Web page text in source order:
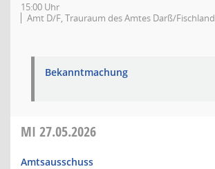
15:00 Uhr
Amt D/F, Trauraum des Amtes Darß/Fischland
Bekanntmachung
MI 27.05.2026
Amtsausschuss